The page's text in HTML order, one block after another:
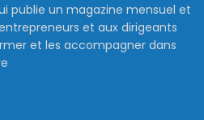
publie un magazine mensuel et
et aux dirigeants
et les accompagner dans